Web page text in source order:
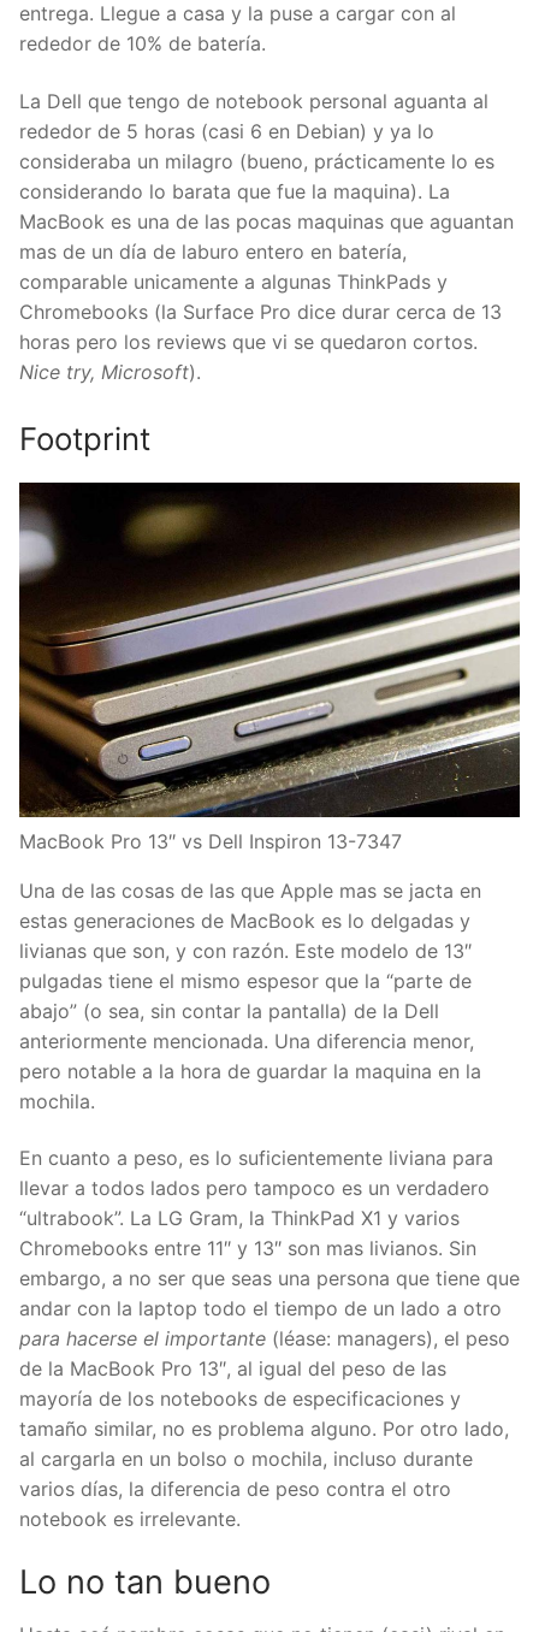
entrega. Llegue a casa y la puse a cargar con al
rededor de 10% de batería.
La Dell que tengo de notebook personal aguanta al
rededor de 5 horas (casi 6 en Debian) y ya lo
consideraba un milagro (bueno, prácticamente lo es
considerando lo barata que fue la maquina). La
MacBook es una de las pocas maquinas que aguantan
mas de un día de laburo entero en batería,
comparable unicamente a algunas ThinkPads y
Chromebooks (la Surface Pro dice durar cerca de 13
horas pero los reviews que vi se quedaron cortos.
Nice try, Microsoft).
Footprint
MacBook Pro 13″ vs Dell Inspiron 13-7347
Una de las cosas de las que Apple mas se jacta en
estas generaciones de MacBook es lo delgadas y
livianas que son, y con razón. Este modelo de 13″
pulgadas tiene el mismo espesor que la “parte de
abajo” (o sea, sin contar la pantalla) de la Dell
anteriormente mencionada. Una diferencia menor,
pero notable a la hora de guardar la maquina en la
mochila.
En cuanto a peso, es lo suficientemente liviana para
llevar a todos lados pero tampoco es un verdadero
“ultrabook”. La LG Gram, la ThinkPad X1 y varios
Chromebooks entre 11″ y 13″ son mas livianos. Sin
embargo, a no ser que seas una persona que tiene que
andar con la laptop todo el tiempo de un lado a otro
para hacerse el importante (léase: managers), el peso
de la MacBook Pro 13″, al igual del peso de las
mayoría de los notebooks de especificaciones y
tamaño similar, no es problema alguno. Por otro lado,
al cargarla en un bolso o mochila, incluso durante
varios días, la diferencia de peso contra el otro
notebook es irrelevante.
Lo no tan bueno